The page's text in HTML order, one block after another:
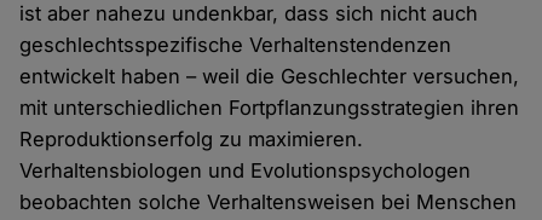
ist aber nahezu undenkbar, dass sich nicht auch
geschlechtsspezifische Verhaltenstendenzen
entwickelt haben – weil die Geschlechter versuchen,
mit unterschiedlichen Fortpflanzungsstrategien ihren
Reproduktionserfolg zu maximieren.
Verhaltensbiologen und Evolutionspsychologen
beobachten solche Verhaltensweisen bei Menschen